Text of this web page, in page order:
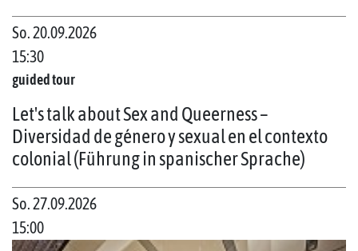
So. 20.09.2026
15:30
guided tour
Let's talk about Sex and Queerness –
Diversidad de género y sexual en el contexto
colonial (Führung in spanischer Sprache)
So. 27.09.2026
15:00